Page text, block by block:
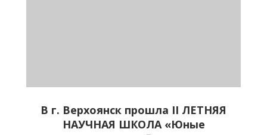
В г. Верхоянск прошла II ЛЕТНЯЯ
НАУЧНАЯ ШКОЛА «Юные